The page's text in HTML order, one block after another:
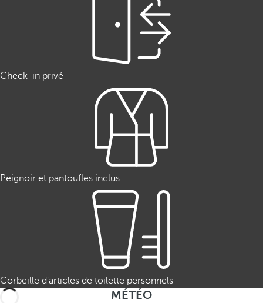
Check-in privé
Peignoir et pantoufles inclus
Corbeille d'articles de toilette personnels
MÉTÉO